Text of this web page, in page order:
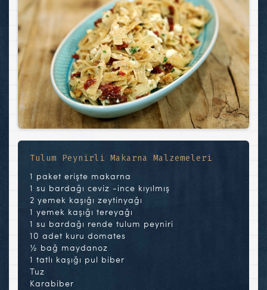
Tulum Peynirli Makarna Malzemeleri
1 paket erişte makarna
1 su bardağı ceviz -ince kıyılmış
2 yemek kaşığı zeytinyağı
1 yemek kaşığı tereyağı
1 su bardağı rende tulum peyniri
10 adet kuru domates
½ bağ maydanoz
1 tatlı kaşığı pul biber
Tuz
Karabiber